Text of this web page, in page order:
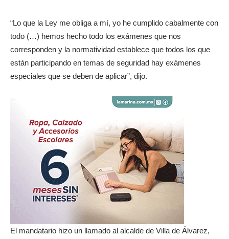
“Lo que la Ley me obliga a mí, yo he cumplido cabalmente con
todo (…) hemos hecho todo los exámenes que nos
corresponden y la normatividad establece que todos los que
están participando en temas de seguridad hay exámenes
especiales que se deben de aplicar”, dijo.
El mandatario hizo un llamado al alcalde de Villa de Álvarez,